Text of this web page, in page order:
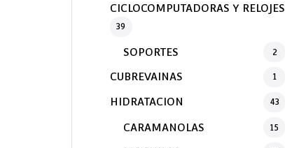
CICLOCOMPUTADORAS Y RELOJES
39
SOPORTES 2
CUBREVAINAS 1
HIDRATACION 43
CARAMANOLAS 15